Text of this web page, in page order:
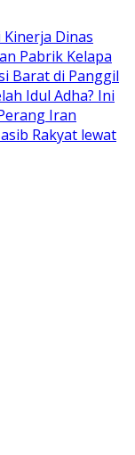
Dinas
Pabrik Kelapa
Barat di Panggil
Idul Adha? Ini
Iran
Rakyat lewat